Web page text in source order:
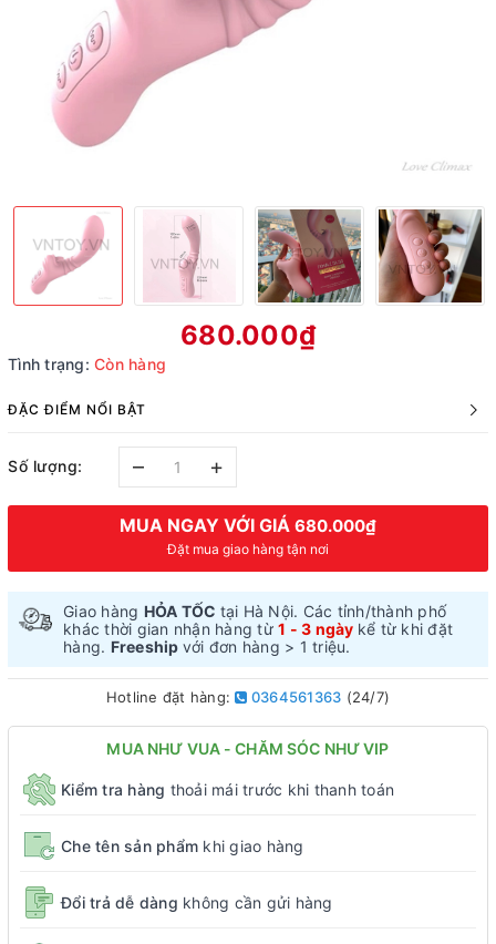
680.000₫
Tình trạng: Còn hàng
ĐẶC ĐIỂM NỔI BẬT
Số lượng: – +
MUA NGAY VỚI GIÁ 680.000₫
Đặt mua giao hàng tận nơi
Giao hàng HỎA TỐC tại Hà Nội. Các tỉnh/thành phố
khác thời gian nhận hàng từ 1 - 3 ngày kể từ khi đặt
hàng. Freeship với đơn hàng > 1 triệu.
Hotline đặt hàng: 0364561363 (24/7)
MUA NHƯ VUA - CHĂM SÓC NHƯ VIP
Kiểm tra hàng thoải mái trước khi thanh toán
Che tên sản phẩm khi giao hàng
Đổi trả dễ dàng không cần gửi hàng